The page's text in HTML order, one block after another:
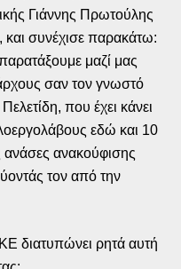
Γιάννης Πρωτούλης
, και συνέχισε παρακάτω:
μαζί μας
σαν τον γνωστό
που έχει κάνει
εδώ και 10
ανάσες ανακούφισης
τον από την
διατυπώνει ρητά αυτή